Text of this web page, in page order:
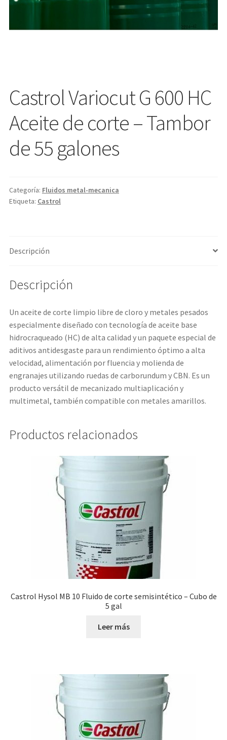
Castrol Variocut G 600 HC
Aceite de corte – Tambor
de 55 galones
Categoría: Fluidos metal-mecanica
Etiqueta: Castrol
Descripción
Descripción
Un aceite de corte limpio libre de cloro y metales pesados
especialmente diseñado con tecnología de aceite base
hidrocraqueado (HC) de alta calidad y un paquete especial de
aditivos antidesgaste para un rendimiento óptimo a alta
velocidad, alimentación por fluencia y molienda de
engranajes utilizando ruedas de carborundum y CBN. Es un
producto versátil de mecanizado multiaplicación y
multimetal, también compatible con metales amarillos.
Productos relacionados
Castrol Hysol MB 10 Fluido de corte semisintético – Cubo de
5 gal
Leer más